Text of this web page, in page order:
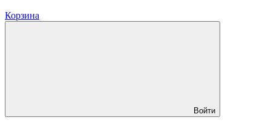
Корзина
Войти